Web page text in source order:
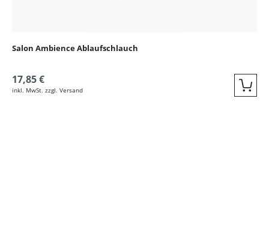
Salon Ambience Ablaufschlauch
17,85 €
inkl. MwSt. zzgl. Versand